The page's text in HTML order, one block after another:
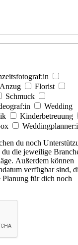
Florist
Schmuck
Wedding
Kinderbetreuung
du noch
die jeweilige
Außerdem können
verfügbar sind,
für dich noch